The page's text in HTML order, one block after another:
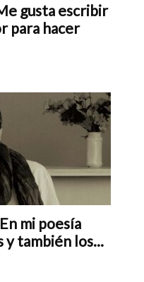
gusta escribir
para hacer
mi poesía
y también los...